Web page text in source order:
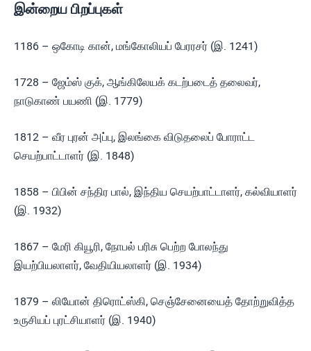
இன்றைய பிறப்புகள்
1186 – ஒகோடி கான், மங்கோலியப் பேரரசர் (இ. 1241)
1728 – ஜேம்ஸ் குக், ஆங்கிலேயக் கடற்படைத் தலைவர்,
நாடுகாண் பயணி (இ. 1779)
1812 – வீர புரன் அப்பு, இலங்கை விடுதலைப் போராட்ட
செயற்பாட்டாளர் (இ. 1848)
1858 – பிபின் சந்திர பால், இந்திய செயற்பாட்டாளர், கல்வியாளர்
(இ. 1932)
1867 – மேரி கியூரி, நோபல் பரிசு பெற்ற போலந்து
இயற்பியலாளர், வேதியியலாளர் (இ. 1934)
1879 – லியோன் திரொட்ஸ்கி, செஞ்சேனையைத் தோற்றுவித்த
உருசியப் புரட்சியாளர் (இ. 1940)